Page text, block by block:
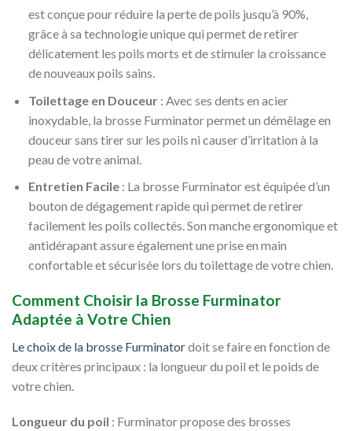
est conçue pour réduire la perte de poils jusqu’à 90%,
grâce à sa technologie unique qui permet de retirer
délicatement les poils morts et de stimuler la croissance
de nouveaux poils sains.
Toilettage en Douceur: Avec ses dents en acier
inoxydable, la brosse Furminator permet un démêlage en
douceur sans tirer sur les poils ni causer d’irritation à la
peau de votre animal.
Entretien Facile: La brosse Furminator est équipée d’un
bouton de dégagement rapide qui permet de retirer
facilement les poils collectés. Son manche ergonomique et
antidérapant assure également une prise en main
confortable et sécurisée lors du toilettage de votre chien.
Comment Choisir la Brosse Furminator
Adaptée à Votre Chien
Le choix de la brosse Furminatordoit se faire en fonction de
deux critères principaux : la longueur du poil et le poids de
votre chien.
Longueur du poil : Furminator propose des brosses